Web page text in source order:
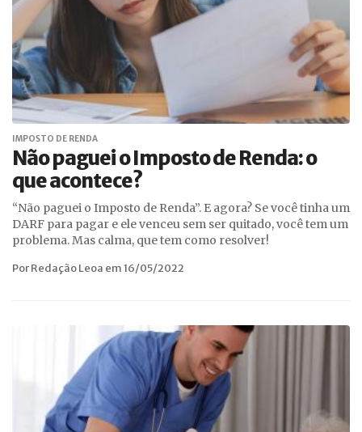
IMPOSTO DE RENDA
Não paguei o Imposto de Renda: o
que acontece?
“Não paguei o Imposto de Renda”. E agora? Se você tinha um
DARF para pagar e ele venceu sem ser quitado, você tem um
problema. Mas calma, que tem como resolver!
Por Redação Leoa em 16/05/2022